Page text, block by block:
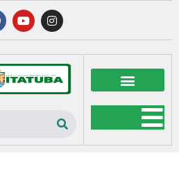
Y
o
u
u
b
e
I
n
s
a
g
r
a